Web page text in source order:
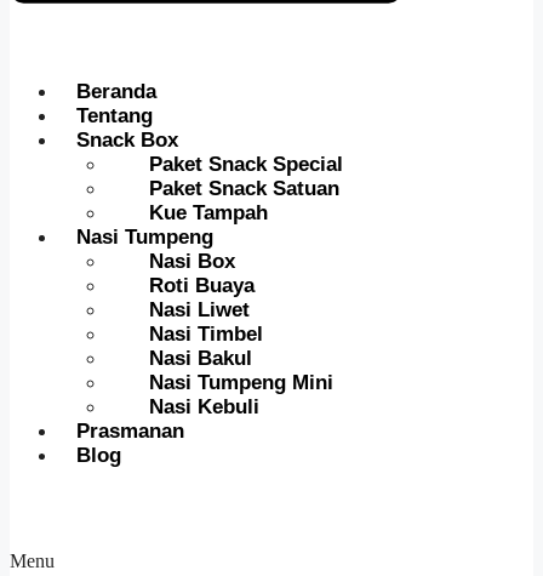
Beranda
Tentang
Snack Box
Paket Snack Special
Paket Snack Satuan
Kue Tampah
Nasi Tumpeng
Nasi Box
Roti Buaya
Nasi Liwet
Nasi Timbel
Nasi Bakul
Nasi Tumpeng Mini
Nasi Kebuli
Prasmanan
Blog
Menu